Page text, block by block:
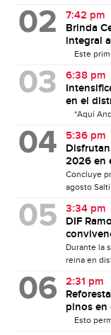
7:42 pm
Brinda
integral
Este
6:38 pm
en el
“Aquí
5:36 pm
2026 en
Concluye
agosto
3:34 pm
DIF
Durante la
reina en
2:31 pm
pinos en
Esto